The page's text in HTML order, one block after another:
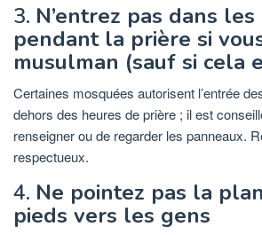
3. N’entrez pas dans
pendant la prière si
musulman (sauf si cela
Certaines mosquées autorisent l’entrée
dehors des heures de prière ; il est
renseigner ou de regarder les panneaux.
respectueux.
4. Ne pointez pas la
pieds vers les gens